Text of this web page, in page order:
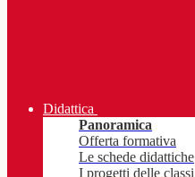
Didattica
Panoramica
Offerta formativa
Le schede didattiche
I progetti delle classi